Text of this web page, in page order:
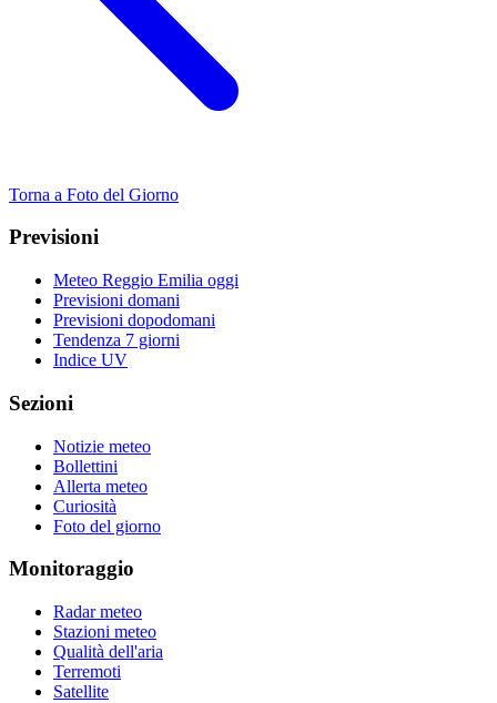
Torna a Foto del Giorno
Previsioni
Meteo Reggio Emilia oggi
Previsioni domani
Previsioni dopodomani
Tendenza 7 giorni
Indice UV
Sezioni
Notizie meteo
Bollettini
Allerta meteo
Curiosità
Foto del giorno
Monitoraggio
Radar meteo
Stazioni meteo
Qualità dell'aria
Terremoti
Satellite